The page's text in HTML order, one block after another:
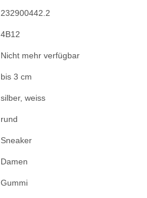
232900442.2
4B12
Nicht mehr verfügbar
bis 3 cm
silber, weiss
rund
Sneaker
Damen
Gummi